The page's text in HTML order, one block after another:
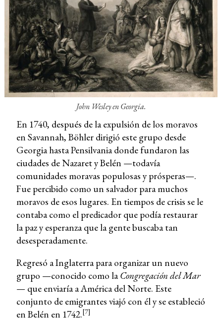
John Wesley en Georgia.
En 1740, después de la expulsión de los moravos ​​
en Savannah, Böhler dirigió este grupo desde
Georgia hasta Pensilvania donde fundaron las
ciudades de Nazaret y Belén —todavía
comunidades moravas populosas y prósperas—.
Fue percibido como un salvador para muchos
moravos de esos lugares. En tiempos de crisis se le
contaba como el predicador que podía restaurar
la paz y esperanza que la gente buscaba tan
desesperadamente.
Regresó a Inglaterra para organizar un nuevo
grupo —conocido como la Congregación del Mar
— que enviaría a América del Norte. Este
conjunto de emigrantes viajó con él y se estableció
en Belén en 1742.[7]